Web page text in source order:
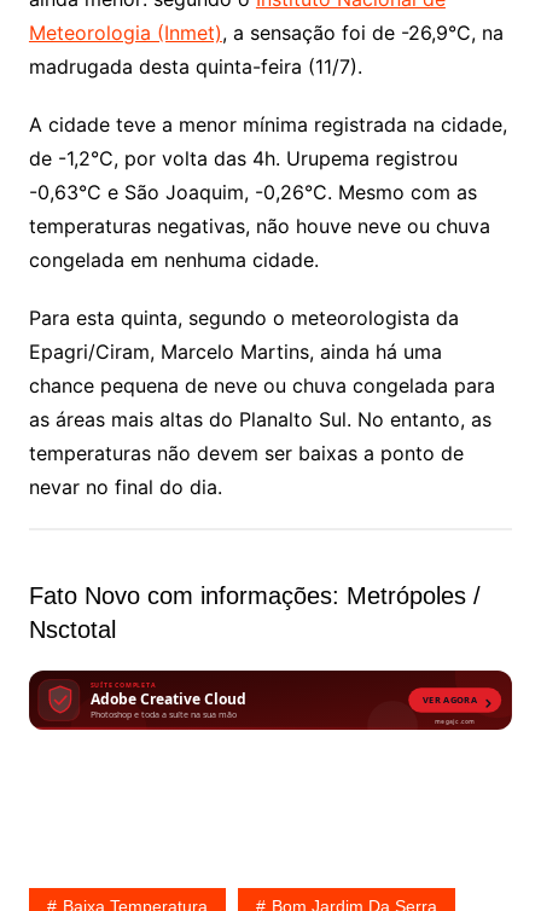
Meteorologia (Inmet), a sensação foi de -26,9°C, na
madrugada desta quinta-feira (11/7).
A cidade teve a menor mínima registrada na cidade,
de -1,2°C, por volta das 4h. Urupema registrou
-0,63°C e São Joaquim, -0,26°C. Mesmo com as
temperaturas negativas, não houve neve ou chuva
congelada em nenhuma cidade.
Para esta quinta, segundo o meteorologista da
Epagri/Ciram, Marcelo Martins, ainda há uma
chance pequena de neve ou chuva congelada para
as áreas mais altas do Planalto Sul. No entanto, as
temperaturas não devem ser baixas a ponto de
nevar no final do dia.
Fato Novo com informações: Metrópoles /
Nsctotal
Baixa Temperatura Bom Jardim Da Serra